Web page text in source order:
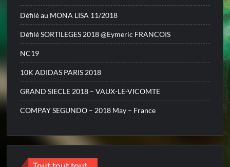
Défilé au MONA LISA 11/2018
Défilé SORTILEGES 2018 @Eymeric FRANCOIS
NC19
10K ADIDAS PARIS 2018
GRAND SIECLE 2018 – VAUX-LE-VICOMTE
COMPAY SEGUNDO – 2018 May – France